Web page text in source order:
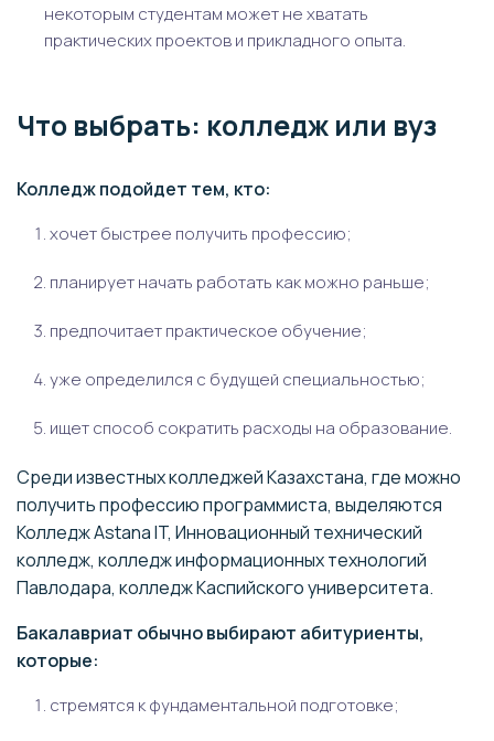
некоторым студентам может не хватать
практических проектов и прикладного опыта.
Что выбрать: колледж или вуз
Колледж подойдет тем, кто:
хочет быстрее получить профессию;
планирует начать работать как можно раньше;
предпочитает практическое обучение;
уже определился с будущей специальностью;
ищет способ сократить расходы на образование.
Среди известных колледжей Казахстана, где можно
получить профессию программиста, выделяются
Колледж Astana IT, Инновационный технический
колледж, колледж информационных технологий
Павлодара, колледж Каспийского университета.
Бакалавриат обычно выбирают абитуриенты,
которые:
стремятся к фундаментальной подготовке;